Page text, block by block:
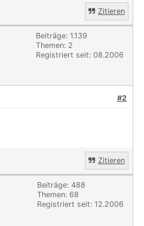
Zitieren
Beiträge: 1.139
Themen: 2
Registriert seit: 08.2006
#2
Zitieren
Beiträge: 488
Themen: 68
Registriert seit: 12.2006